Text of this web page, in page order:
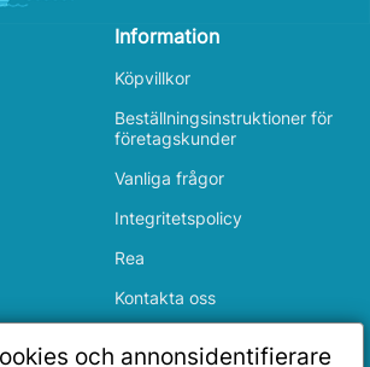
Information
Köpvillkor
Beställningsinstruktioner för
företagskunder
Vanliga frågor
Integritetspolicy
Rea
Kontakta oss
och annonsidentifierare